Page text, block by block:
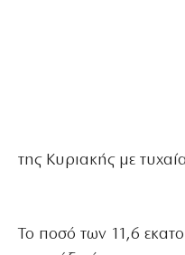
της Κυριακής με
Το ποσό των 11,6